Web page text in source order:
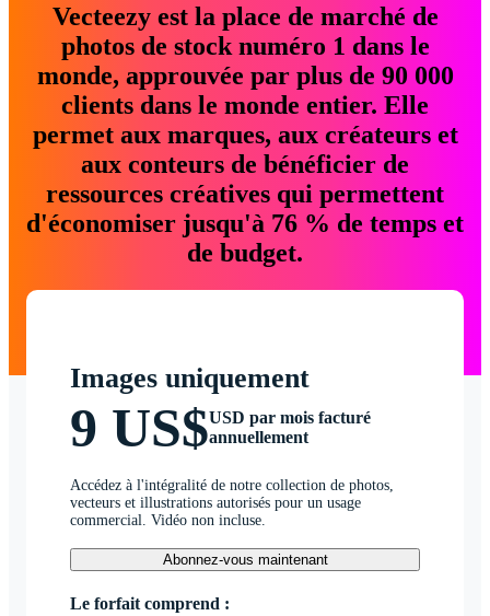
Vecteezy est la place de marché de
photos de stock numéro 1 dans le
monde, approuvée par plus de 90 000
clients dans le monde entier. Elle
permet aux marques, aux créateurs et
aux conteurs de bénéficier de
ressources créatives qui permettent
d'économiser jusqu'à 76 % de temps et
de budget.
Images uniquement
9 US$USD par mois facturé
annuellement
Accédez à l'intégralité de notre collection de photos,
vecteurs et illustrations autorisés pour un usage
commercial. Vidéo non incluse.
Abonnez-vous maintenant
Le forfait comprend :